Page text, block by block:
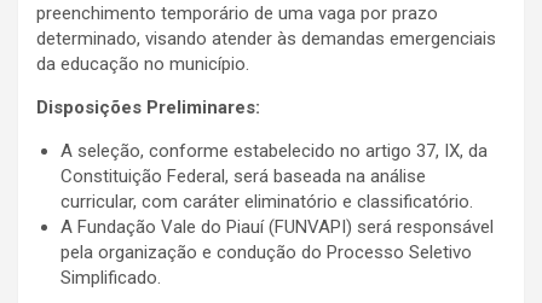
preenchimento temporário de uma vaga por prazo
determinado, visando atender às demandas emergenciais
da educação no município.
Disposições Preliminares:
A seleção, conforme estabelecido no artigo 37, IX, da
Constituição Federal, será baseada na análise
curricular, com caráter eliminatório e classificatório.
A Fundação Vale do Piauí (FUNVAPI) será responsável
pela organização e condução do Processo Seletivo
Simplificado.